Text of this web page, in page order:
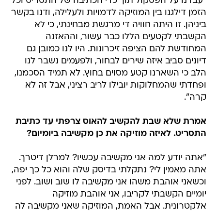
הזמן דילגנו בין המוזיקה לדמויות ולעלילה, ודנו בקשר
ביניהן. זו היתה חוויה די מרגשת מבחינתי, כי לא
הקשבתי לקטעים הללו כבר עשור, וההאזנה
המחודשת להם הציפה זיכרונות. היו לנו כמובן גם
דיונים סביב איזה שירים לבחור, ולפעמים נשבר לנו
הלב כי השארנו קטע מסוים בחוץ. לא תמיד הסכמנו,
ופחדתי שהמחלוקות יובילו לריב רציני, אבל זה לא
קרה".
אמרת שלא שבת להקשיב להאוס צרפתי עד כתיבת
התסריט. לאיזה מוזיקה את כן מקשיבה ביומיום?
"אתה יודע למה אני מקשיבה עכשיו? למרלן דיטרך.
אתה מאמין לי? נתקלתי בדיסק שלה והוא כל כך יפה,
וכשאני אוהבת משהו אני מקשיבה לו שוב ושוב. לפני
יומיים הקשבתי לקריבו, אני אוהבת מוזיקה
אלקטרונית. אבל האמת, המוזיקה שאני מקשיבה לה